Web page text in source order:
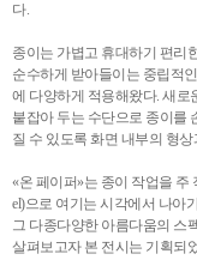
다.
종이는 가볍고 휴대하기 편리
순수하게 받아들이는 중립적
에 다양하게 적용해왔다. 새로
붙잡아 두는 수단으로 종이를
질 수 있도록 화면 내부의 형
«온 페이퍼»는 종이 작업을 주
el)으로 여기는 시각에서 나아
그 다종다양한 아름다움의 스
살펴보고자 본 전시는 기획되